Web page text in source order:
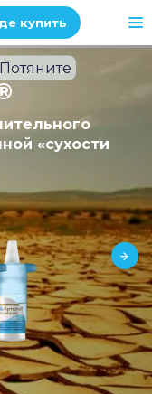
купить
«сухости
Потяните